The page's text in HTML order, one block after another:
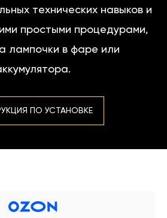
технических навыков и
простыми процедурами,
лампочки в фаре или
ПО УСТАНОВКЕ